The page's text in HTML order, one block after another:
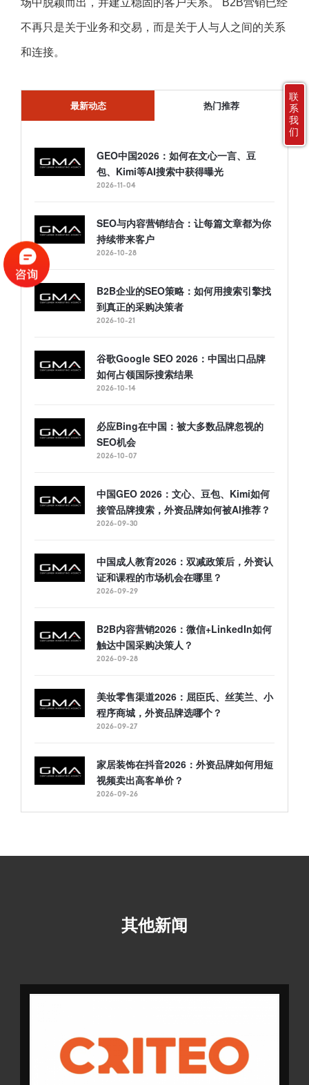
场中脱颖而出，并建立稳固的客户关系。 B2B营销已经
不再只是关于业务和交易，而是关于人与人之间的关系
和连接。
最新动态 热门推荐
GEO中国2026：如何在文心一言、豆
包、Kimi等AI搜索中获得曝光
2026-11-04
SEO与内容营销结合：让每篇文章都为你
持续带来客户
2026-10-28
B2B企业的SEO策略：如何用搜索引擎找
到真正的采购决策者
2026-10-21
谷歌Google SEO 2026：中国出口品牌
如何占领国际搜索结果
2026-10-14
必应Bing在中国：被大多数品牌忽视的
SEO机会
2026-10-07
中国GEO 2026：文心、豆包、Kimi如何
接管品牌搜索，外资品牌如何被AI推荐？
2026-09-30
中国成人教育2026：双减政策后，外资认
证和课程的市场机会在哪里？
2026-09-29
B2B内容营销2026：微信+LinkedIn如何
触达中国采购决策人？
2026-09-28
美妆零售渠道2026：屈臣氏、丝芙兰、小
程序商城，外资品牌选哪个？
2026-09-27
家居装饰在抖音2026：外资品牌如何用短
视频卖出高客单价？
2026-09-26
其他新闻
联
系
我
们